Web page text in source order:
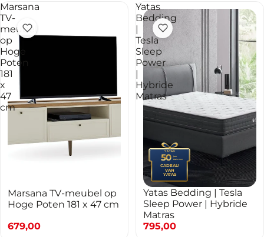
Marsana
TV-
meubel
op
Hoge
Poten
181
x
47
cm
TOEVOEGEN AAN WINKELWAGEN
Marsana TV-meubel op
Hoge Poten 181 x 47 cm
679,00
Yatas
Bedding
|
Tesla
Sleep
Power
|
Hybride
Matras
YATAS
50
jaar
PREMIUM
CADEAU
VAN
YATAS
Yatas Bedding | Tesla
Sleep Power | Hybride
Matras
795,00